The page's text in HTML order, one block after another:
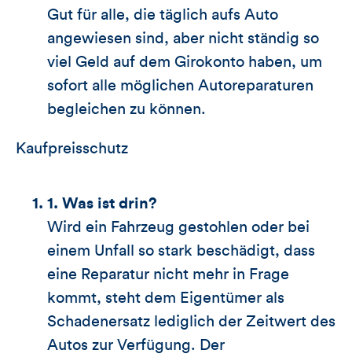
Gut für alle, die täglich aufs Auto
angewiesen sind, aber nicht ständig so
viel Geld auf dem Girokonto haben, um
sofort alle möglichen Autoreparaturen
begleichen zu können.
Kaufpreisschutz
1. Was ist drin?
Wird ein Fahrzeug gestohlen oder bei
einem Unfall so stark beschädigt, dass
eine Reparatur nicht mehr in Frage
kommt, steht dem Eigentümer als
Schadenersatz lediglich der Zeitwert des
Autos zur Verfügung. Der